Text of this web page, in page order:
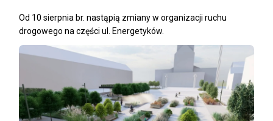
Od 10 sierpnia br. nastąpią zmiany w organizacji ruchu
drogowego na części ul. Energetyków.